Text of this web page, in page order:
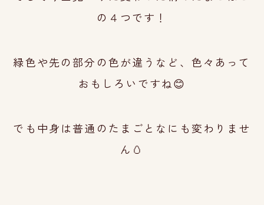
の４つです！
緑色や先の部分の色が違うなど、色々あって
おもしろいですね😊
でも中身は普通のたまごとなにも変わりませ
ん🥚